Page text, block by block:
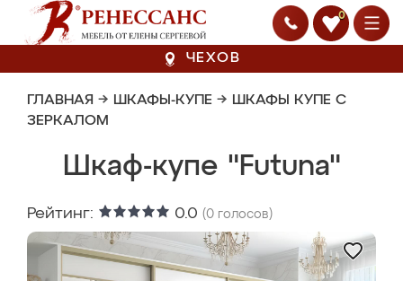
0
ЧЕХОВ
ГЛАВНАЯ → ШКАФЫ-КУПЕ → ШКАФЫ КУПЕ С
ЗЕРКАЛОМ
Шкаф-купе "Futuna"
Рейтинг: 0.0 (0 голосов)